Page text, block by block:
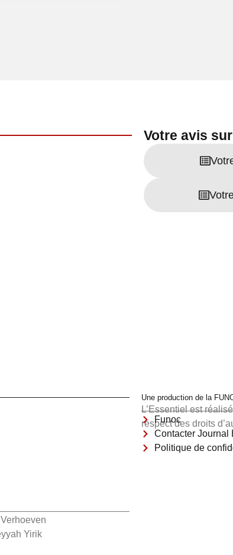
Votre avis
Yirik
Une production de la
L’Essentiel est
respect des droits
Funoc
Contacter Journal
Politique de